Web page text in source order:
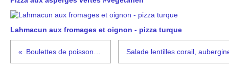
Lahmacun aux fromages et oignon - pizza turque